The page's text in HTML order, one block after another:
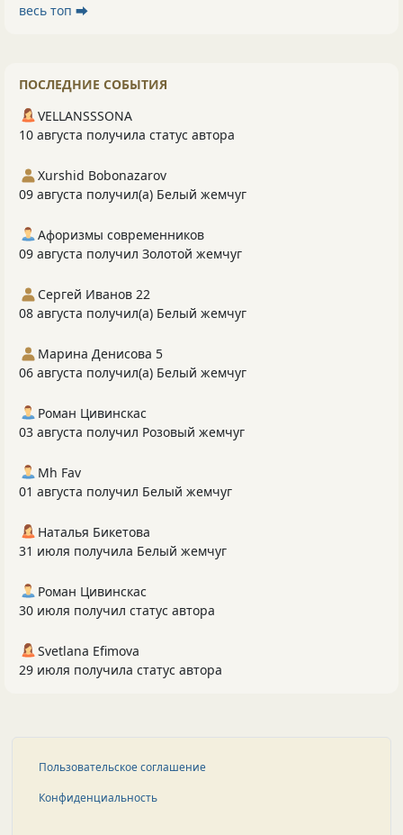
весь топ ⮕
ПОСЛЕДНИЕ СОБЫТИЯ
VELLANSSSONA
10 августа получила статус автора
Xurshid Bobonazarov
09 августа получил(а) Белый жемчуг
Афоризмы современников
09 августа получил Золотой жемчуг
Сергей Иванов 22
08 августа получил(а) Белый жемчуг
Марина Денисова 5
06 августа получил(а) Белый жемчуг
Роман Цивинскас
03 августа получил Розовый жемчуг
Mh Fav
01 августа получил Белый жемчуг
Наталья Бикетова
31 июля получила Белый жемчуг
Роман Цивинскас
30 июля получил статус автора
Svetlana Efimova
29 июля получила статус автора
Пользовательское соглашение
Конфиденциальность